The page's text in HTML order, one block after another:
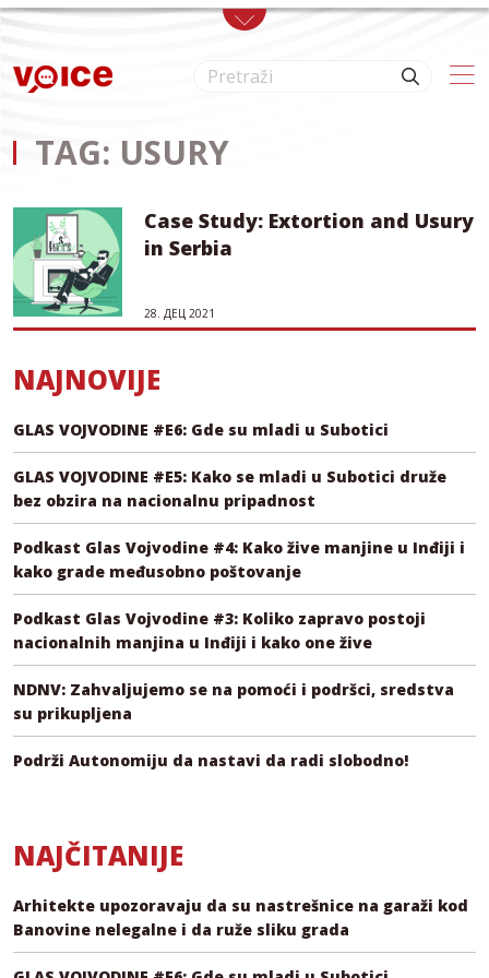
Skip to main content
TAG: USURY
Case Study: Extortion and Usury
in Serbia
28. ДЕЦ 2021
NAJNOVIJE
GLAS VOJVODINE #E6: Gde su mladi u Subotici
GLAS VOJVODINE #E5: Kako se mladi u Subotici druže
bez obzira na nacionalnu pripadnost
Podkast Glas Vojvodine #4: Kako žive manjine u Inđiji i
kako grade međusobno poštovanje
Podkast Glas Vojvodine #3: Koliko zapravo postoji
nacionalnih manjina u Inđiji i kako one žive
NDNV: Zahvaljujemo se na pomoći i podršci, sredstva
su prikupljena
Podrži Autonomiju da nastavi da radi slobodno!
NAJČITANIJE
Arhitekte upozoravaju da su nastrešnice na garaži kod
Banovine nelegalne i da ruže sliku grada